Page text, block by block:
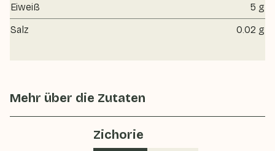
Eiweiß
5 g
Salz
0.02 g
Mehr über die Zutaten
Zichorie